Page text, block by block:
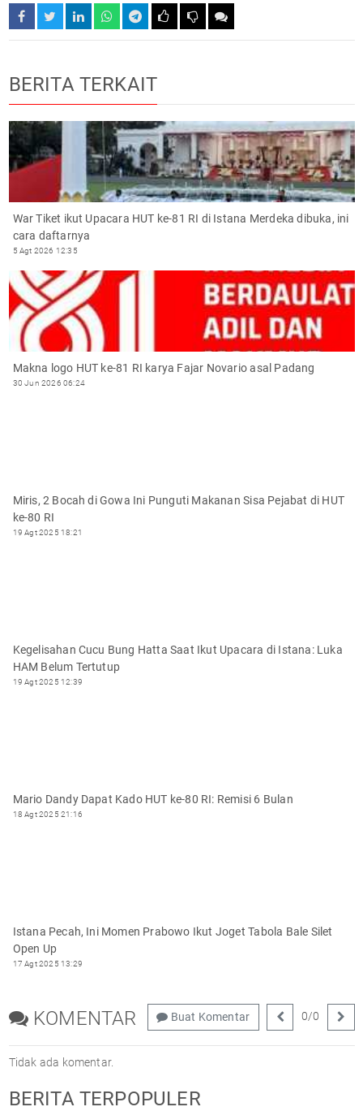
BERITA TERKAIT
War Tiket ikut Upacara HUT ke-81 RI di Istana Merdeka dibuka, ini
cara daftarnya
5 Agt 2026 12:35
Makna logo HUT ke-81 RI karya Fajar Novario asal Padang
30 Jun 2026 06:24
Miris, 2 Bocah di Gowa Ini Punguti Makanan Sisa Pejabat di HUT
ke-80 RI
19 Agt 2025 18:21
Kegelisahan Cucu Bung Hatta Saat Ikut Upacara di Istana: Luka
HAM Belum Tertutup
19 Agt 2025 12:39
Mario Dandy Dapat Kado HUT ke-80 RI: Remisi 6 Bulan
18 Agt 2025 21:16
Istana Pecah, Ini Momen Prabowo Ikut Joget Tabola Bale Silet
Open Up
17 Agt 2025 13:29
KOMENTAR Buat Komentar 0/0
Tidak ada komentar.
BERITA TERPOPULER